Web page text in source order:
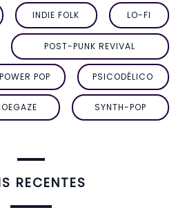
INDIE FOLK LO-FI
POST-PUNK REVIVAL
POWER POP PSICODÉLICO
SYNTH-POP
RECENTES